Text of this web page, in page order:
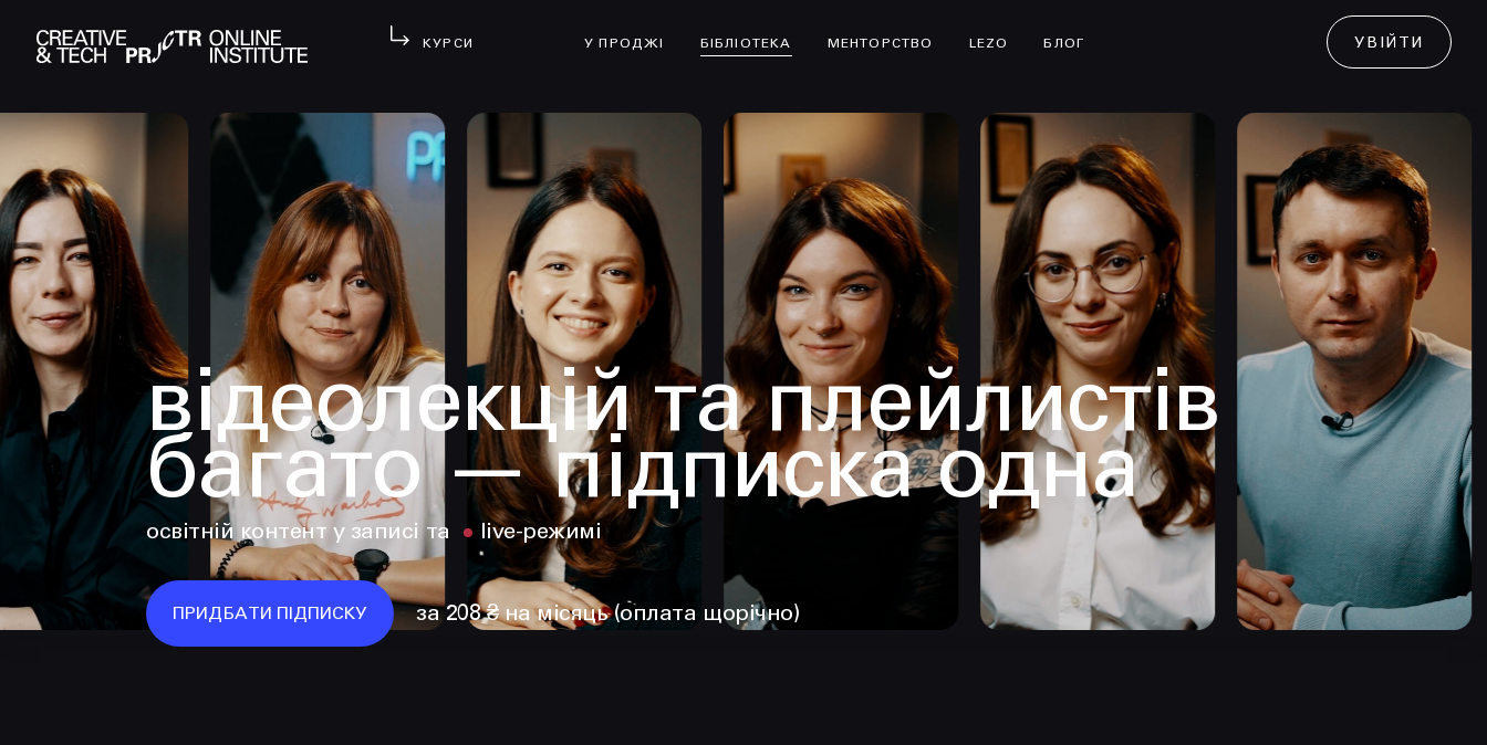
КУРСИ У ПРОДЖІ БІБЛІОТЕКА МЕНТОРСТВО LEZO БЛОГ УВІЙТИ
відеолекцій та плейлистів
багато — підписка одна
освітній контент у записі та live-режимі
ПРИДБАТИ ПІДПИСКУ за 208 ₴ на місяць (оплата щорічно)